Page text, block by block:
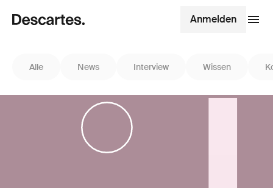
Anmelden
Alle News Interview Wissen